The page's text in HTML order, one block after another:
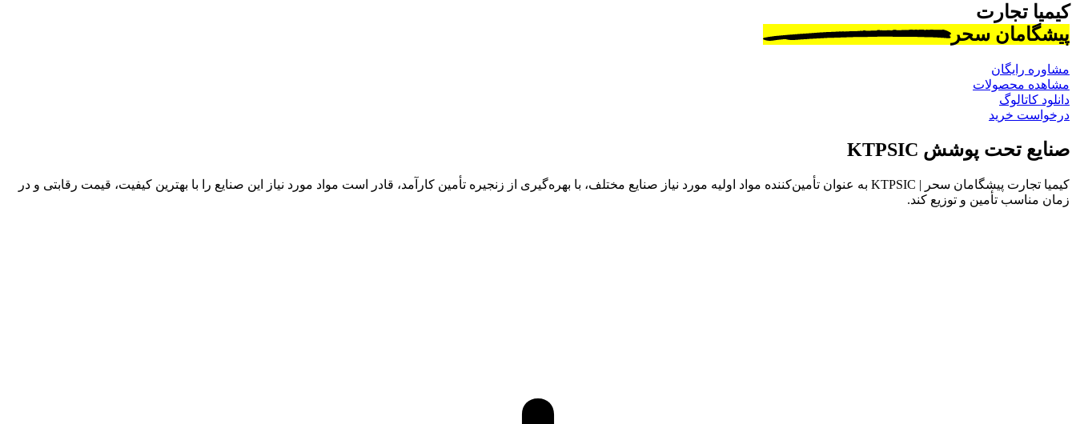
کیمیا تجارت
پیشگامان سحر
مشاوره رایگان
مشاهده محصولات
دانلود کاتالوگ
درخواست خرید
صنایع تحت پوشش KTPSIC
کیمیا تجارت پیشگامان سحر | KTPSIC به عنوان تأمین‌کننده مواد اولیه مورد نیاز صنایع مختلف، با بهره‌گیری از زنجیره تأمین کارآمد، قادر است مواد مورد نیاز این صنایع را با بهترین کیفیت، قیمت رقابتی و در
زمان مناسب تأمین و توزیع کند.